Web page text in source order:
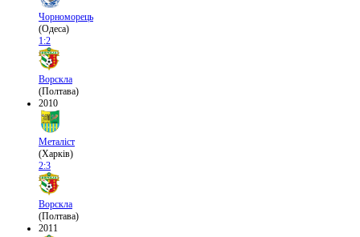
Чорноморець
(Одеса)
1:2
Ворскла
(Полтава)
2010
Металіст
(Харків)
2:3
Ворскла
(Полтава)
2011